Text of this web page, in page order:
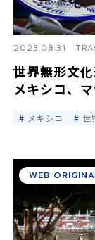
世界無形文
メキシコ、
2023.08.31
メキシコ 世
WEB